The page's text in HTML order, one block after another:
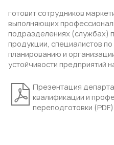
готовит сотрудников
выполняющих
подразделениях (службах)
продукции, специалистов
планированию и
устойчивости предприятий
Презентация
квалификации и
переподготовки (PDF)